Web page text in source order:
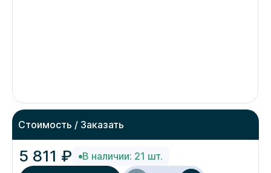
Стоимость / Заказать
5 811 ₽ В наличии: 21 шт.